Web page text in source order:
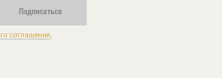
Подписаться
соглашения,